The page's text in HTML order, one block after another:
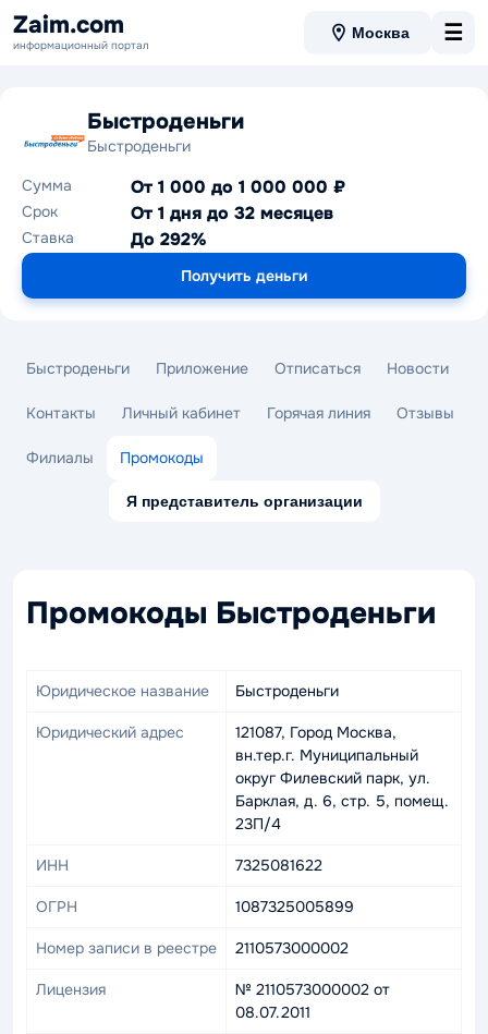
Zaim.com
информационный портал
Москва ☰
Быстроденьги
Быстроденьги
Сумма
От 1 000 до 1 000 000 ₽
Срок От 1 дня до 32 месяцев
Ставка До 292%
Получить деньги
Быстроденьги Приложение Отписаться Новости
Контакты Личный кабинет Горячая линия Отзывы
Филиалы Промокоды
Я представитель организации
Промокоды Быстроденьги
Юридическое название Быстроденьги
Юридический адрес
121087, Город Москва,
вн.тер.г. Муниципальный
округ Филевский парк, ул.
Барклая, д. 6, стр. 5, помещ.
23П/4
ИНН 7325081622
ОГРН 1087325005899
Номер записи в реестре 2110573000002
Лицензия
№ 2110573000002 от
08.07.2011